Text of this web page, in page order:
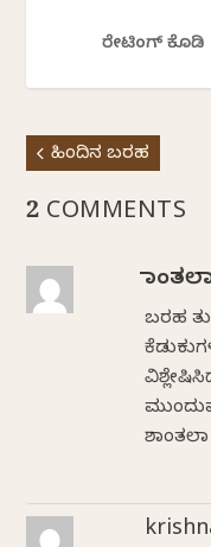
ರೇಟಿಂಗ್ ಕೊಡಿ
ಹಿಂದಿನ ಬರಹ
2 COMMENTS
ಬರಹ